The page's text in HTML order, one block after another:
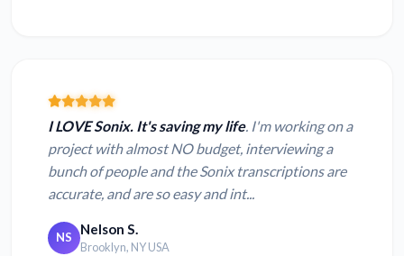
I LOVE Sonix. It's saving my life. I'm working on a
project with almost NO budget, interviewing a
bunch of people and the Sonix transcriptions are
accurate, and are so easy and int...
NS Nelson S.
Brooklyn, NY USA